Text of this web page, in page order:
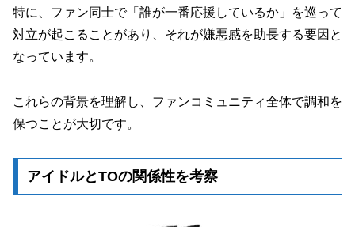
特に、ファン同士で「誰が一番応援しているか」を巡って
対立が起こることがあり、それが嫌悪感を助長する要因と
なっています。
これらの背景を理解し、ファンコミュニティ全体で調和を
保つことが大切です。
アイドルとTOの関係性を考察